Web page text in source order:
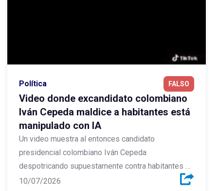
Política FALSO
Video donde excandidato colombiano
Iván Cepeda maldice a habitantes está
manipulado con IA
Un video muestra al entonces candidato
presidencial colombiano Iván Cepeda
despotricando supuestamente contra habitantes de
su país, pero se trata de una manipulación con IA.
10/07/2026